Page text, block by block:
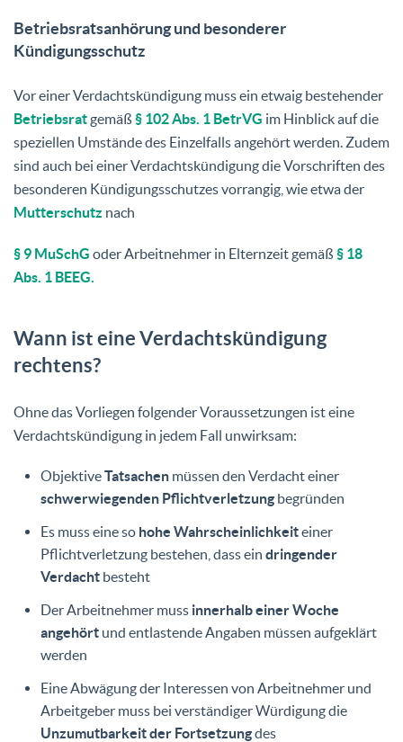
Betriebsratsanhörung und besonderer
Kündigungsschutz
Vor einer Verdachtskündigung muss ein etwaig bestehender
Betriebsratgemäß § 102 Abs. 1 BetrVG im Hinblick auf die
speziellen Umstände des Einzelfalls angehört werden. Zudem
sind auch bei einer Verdachtskündigung die Vorschriften des
besonderen Kündigungsschutzes vorrangig, wie etwa der
Mutterschutz nach
§ 9 MuSchG oder Arbeitnehmer in Elternzeit gemäß § 18
Abs. 1 BEEG.
Wann ist eine Verdachtskündigung
rechtens?
Ohne das Vorliegen folgender Voraussetzungen ist eine
Verdachtskündigung in jedem Fall unwirksam:
ObjektiveTatsachen müssen den Verdacht einer
schwerwiegenden Pflichtverletzung begründen
Es muss eine so hohe Wahrscheinlichkeiteiner
Pflichtverletzung bestehen, dass ein dringender
Verdacht besteht
Der Arbeitnehmer muss innerhalb einer Woche
angehört und entlastende Angaben müssen aufgeklärt
werden
Eine Abwägung der Interessen von Arbeitnehmer und
Arbeitgeber muss bei verständiger Würdigung die
Unzumutbarkeit der Fortsetzungdes